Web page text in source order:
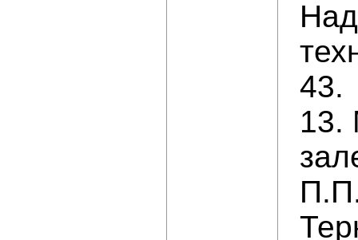
43.
13.